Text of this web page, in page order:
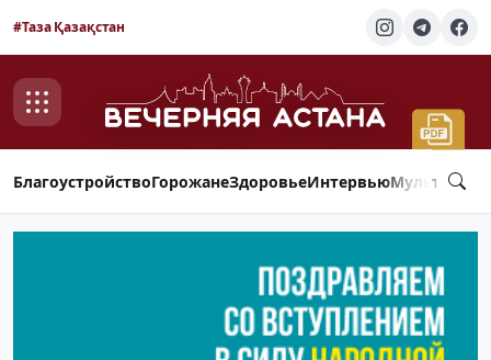
#Таза Қазақстан
БлагоустройствоГорожанеЗдоровьеИнтервью